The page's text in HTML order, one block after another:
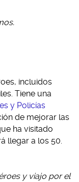
incluidos
Tiene una
y Policías
de mejorar las
ha visitado
llegar a los 50.
y viajo por el